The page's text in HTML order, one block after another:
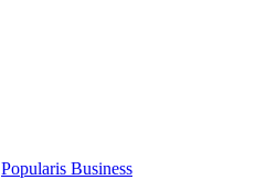
Popularis Business